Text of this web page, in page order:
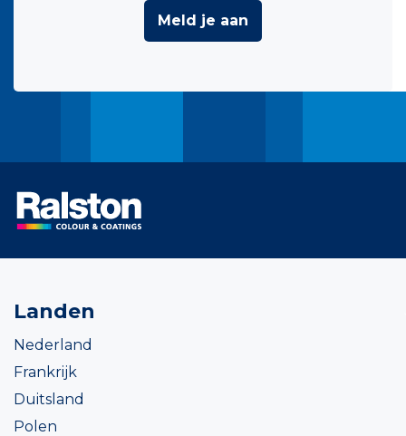
Meld je aan
Landen
Nederland
Frankrijk
Duitsland
Polen